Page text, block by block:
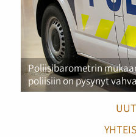
Poliisibarometrin
poliisiin on pysynyt